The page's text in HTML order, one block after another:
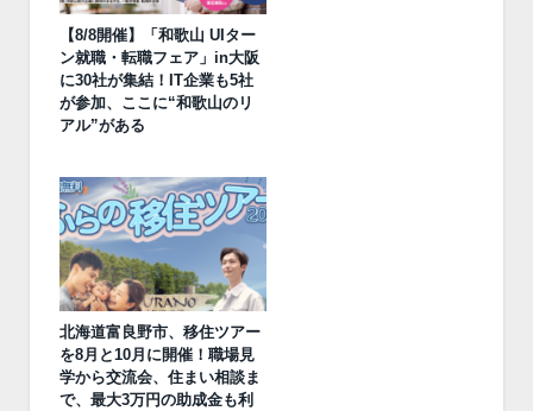
【8/8開催】「和歌山 UIター
ン就職・転職フェア」in大阪
に30社が集結！IT企業も5社
が参加、ここに“和歌山のリ
アル”がある
北海道富良野市、移住ツアー
を8月と10月に開催！職場見
学から交流会、住まい相談ま
で、最大3万円の助成金も利